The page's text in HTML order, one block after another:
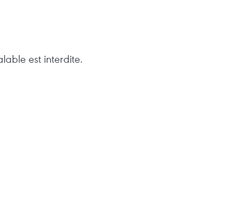
est interdite.